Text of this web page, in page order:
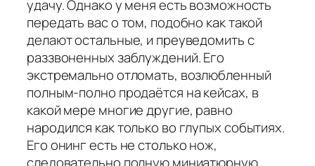
удачу. Однако у меня есть возможность
передать вас о том, подобно как такой
делают остальные, и преуведомить с
раззвоненных заблуждений. Его
экстремально отломать, возлюбленный
полным-полно продаётся на кейсах, в
какой мере многие другие, равно
народился как только во глупых событиях.
Его онинг есть не столько нож,